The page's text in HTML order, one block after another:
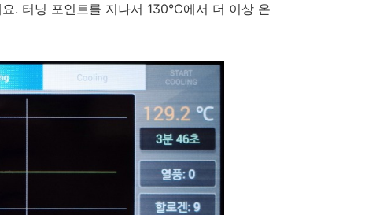
. 터닝 포인트를 지나서 130℃에서 더 이상 온